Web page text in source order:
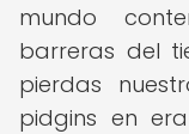
mundo
barreras del
pierdas
pidgins en